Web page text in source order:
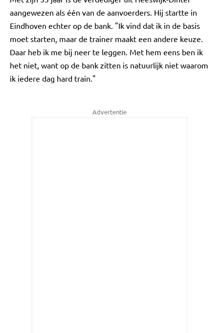
aangewezen als één van de aanvoerders. Hij startte in
Eindhoven echter op de bank. "Ik vind dat ik in de basis
moet starten, maar de trainer maakt een andere keuze.
Daar heb ik me bij neer te leggen. Met hem eens ben ik
het niet, want op de bank zitten is natuurlijk niet waarom
ik iedere dag hard train."
Advertentie